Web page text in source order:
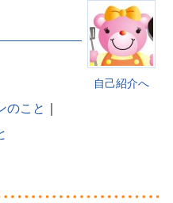
自己紹介へ
のこと